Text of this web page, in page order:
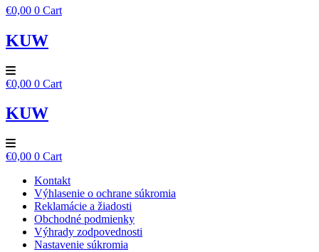
€0,00 0 Cart
KUW
€0,00 0 Cart
KUW
€0,00 0 Cart
Kontakt
Výhlasenie o ochrane súkromia
Reklamácie a žiadosti
Obchodné podmienky
Výhrady zodpovednosti
Nastavenie súkromia